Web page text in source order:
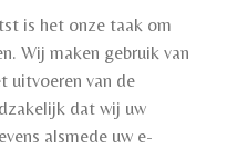
is het onze taak om
Wij maken gebruik van
uitvoeren van de
dat wij uw
alsmede uw e-